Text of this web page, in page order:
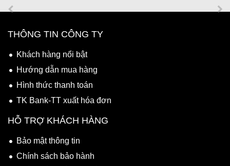
THÔNG TIN CÔNG TY
Khách hàng nổi bật
Hướng dẫn mua hàng
Hình thức thanh toán
TK Bank-TT xuất hóa đơn
HỖ TRỢ KHÁCH HÀNG
Bảo mật thông tin
Chính sách bảo hành